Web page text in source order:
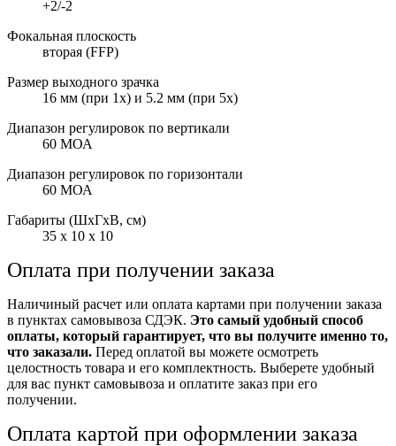
+2/-2
Фокальная плоскость
вторая (FFP)
Размер выходного зрачка
16 мм (при 1x) и 5.2 мм (при 5x)
Диапазон регулировок по вертикали
60 МОА
Диапазон регулировок по горизонтали
60 МОА
Габариты (ШxГxВ, см)
35 x 10 x 10
Оплата при получении заказа
Наличиный расчет или оплата картами при получении заказа
в пунктах самовывоза СДЭК. Это самый удобный способ
оплаты, который гарантирует, что вы получите именно то,
что заказали. Перед оплатой вы можете осмотреть
целостность товара и его комплектность. Выберете удобный
для вас пункт самовывоза и оплатите заказ при его
получении.
Оплата картой при оформлении заказа